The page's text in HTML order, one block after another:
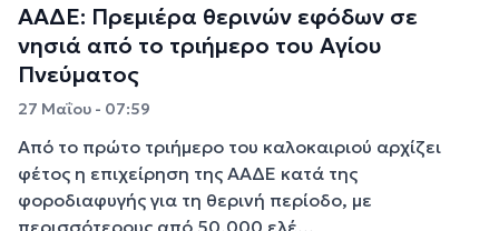
ΑΑΔΕ: Πρεμιέρα θερινών εφόδων σε
νησιά από το τριήμερο του Αγίου
Πνεύματος
27 Μαΐου - 07:59
Από το πρώτο τριήμερο του καλοκαιριού αρχίζει
φέτος η επιχείρηση της ΑΑΔΕ κατά της
φοροδιαφυγής για τη θερινή περίοδο, με
περισσότερους από 50.000 ελέ...